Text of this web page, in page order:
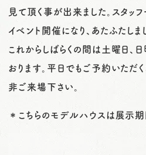
見て頂く事が出来ました。スタッ
イベント開催になり、あたふたし
これからしばらくの間は土曜日、
おります。平日でもご予約いただ
非ご来場下さい。
＊こちらのモデルハウスは展示